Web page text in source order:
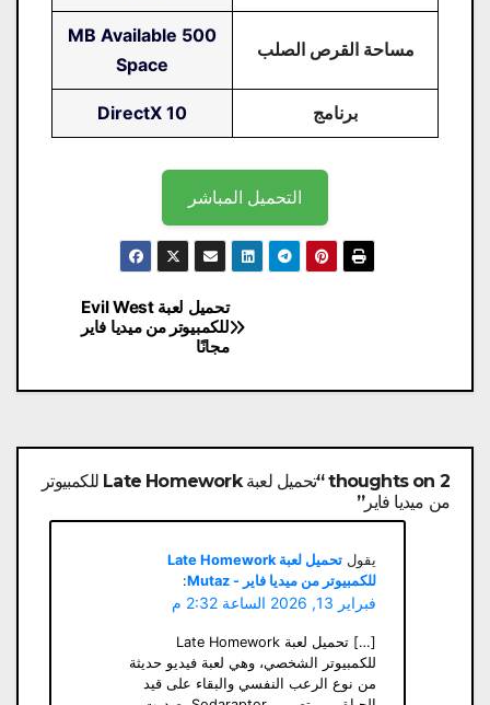
مساحة القرص الصلب
500 MB Available
Space
برنامج DirectX 10
التحميل المباشر
تحميل لعبة Evil West
للكمبيوتر من ميديا فاير
مجانًا
2 thoughts on “تحميل لعبة Late Homework للكمبيوتر
من ميديا فاير”
يقول
تحميل لعبة Late Homework
للكمبيوتر من ميديا فاير - Mutaz
:
فبراير 13, 2026 الساعة 2:32 م
[…] تحميل لعبة Late Homework
للكمبيوتر الشخصي، وهي لعبة فيديو حديثة
من نوع الرعب النفسي والبقاء على قيد